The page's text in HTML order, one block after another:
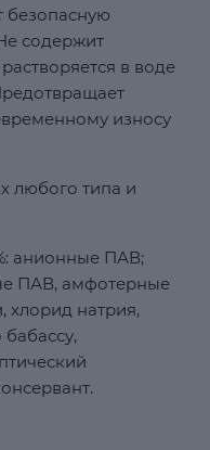
безопасную
содержит
в воде
износу
любого типа и
анионные ПАВ;
ПАВ, амфотерные
хлорид натрия,
бабассу,